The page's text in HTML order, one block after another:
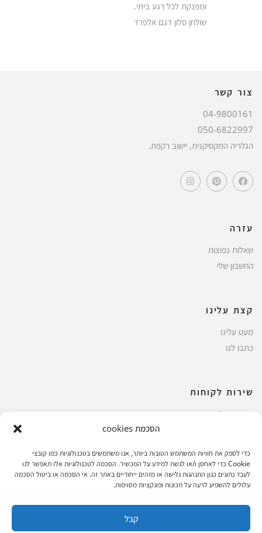
הסכמת cookies
כדי לספק את חוויות המשתמש הטובות ביותר, אנו משתמשים בטכנולוגיות כמו קובצי
Cookie כדי לאחסן ו/או לגשת למידע על המכשיר. הסכמה לטכנולוגיות אלו תאפשר לנו
לעבד נתונים כגון התנהגות גלישה או מזהים ייחודיים באתר זה. אי הסכמה או ביטול הסכמה
עלולים להשפיע לרעה על תכונות ופונקציות מסוימות.
קבל
ומפנקת לכל רגע ביתי.
שולחן סלון דגם אלפרד
צור קשר
04-9800161
050-6822997
הגלריה המקסיקנית, יישוב רקפת.
עזרה
שאלות נפוצות
החשבון שלי
קצת עלינו
מעט עלינו
כתבו לנו
שירות לקוחות
החשבון שלי
עגלת קניות
תקנון אתר